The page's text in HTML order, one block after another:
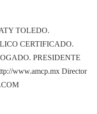
TOLEDO.
CERTIFICADO.
PRESIDENTE
www.amcp.mx Director